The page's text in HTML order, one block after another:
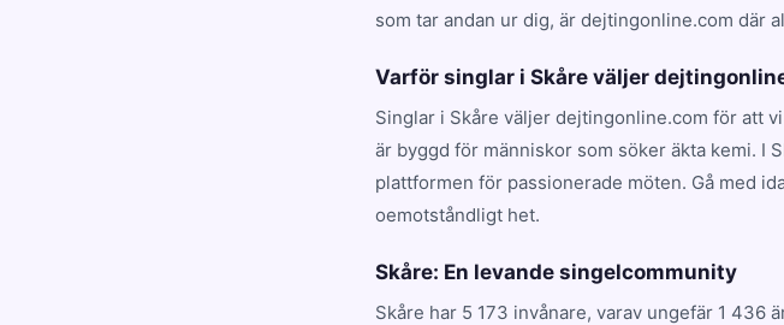
som tar andan ur dig, är dejtingonline.com där
Varför singlar i Skåre väljer
Singlar i Skåre väljer dejtingonline.com för att
är byggd för människor som söker äkta kemi. I
plattformen för passionerade möten. Gå med
oemotståndligt het.
Skåre: En levande singelcommunity
Skåre har 5 173 invånare, varav ungefär 1